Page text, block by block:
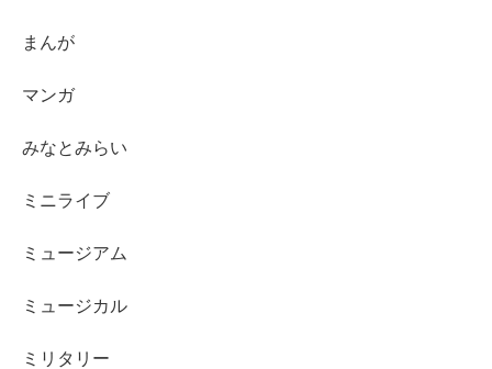
まんが
マンガ
みなとみらい
ミニライブ
ミュージアム
ミュージカル
ミリタリー